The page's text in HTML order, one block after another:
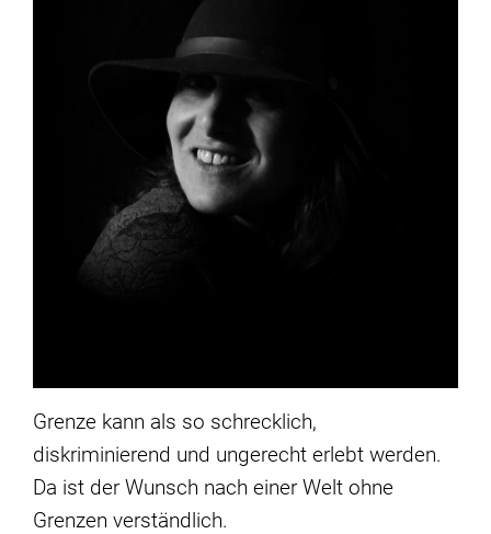
Grenze kann als so schrecklich,
diskriminierend und ungerecht erlebt werden.
Da ist der Wunsch nach einer Welt ohne
Grenzen verständlich.